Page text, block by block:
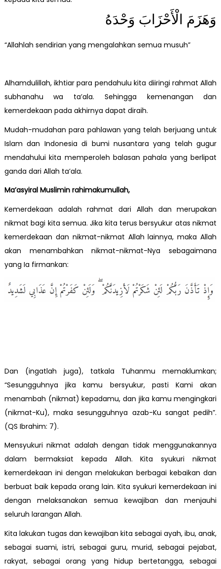
وَهَزَمَ الْأَحْزَابَ وَحْدَهُ
“Allahlah sendirian yang mengalahkan semua musuh”
Alhamdulillah, ikhtiar para pendahulu kita diiringi rahmat Allah
subhanahu wa ta’ala. Sehingga kemenangan dan
kemerdekaan pada akhirnya dapat diraih.
Mudah-mudahan para pahlawan yang telah berjuang untuk
Islam dan Indonesia di bumi nusantara yang telah gugur
mendahului kita memperoleh balasan pahala yang berlipat
ganda dari Allah ta’ala.
Ma’asyiral Muslimin rahimakumullah,
Kemerdekaan adalah rahmat dari Allah dan merupakan
nikmat bagi kita semua. Jika kita terus bersyukur atas nikmat
kemerdekaan dan nikmat-nikmat Allah lainnya, maka Allah
akan menambahkan nikmat-nikmat-Nya sebagaimana
yang Ia firmankan:
Dan (ingatlah juga), tatkala Tuhanmu memaklumkan;
“Sesungguhnya jika kamu bersyukur, pasti Kami akan
menambah (nikmat) kepadamu, dan jika kamu mengingkari
(nikmat-Ku), maka sesungguhnya azab-Ku sangat pedih”.
(QS Ibrahim: 7).
Mensyukuri nikmat adalah dengan tidak menggunakannya
dalam bermaksiat kepada Allah. Kita syukuri nikmat
kemerdekaan ini dengan melakukan berbagai kebaikan dan
berbuat baik kepada orang lain. Kita syukuri kemerdekaan ini
dengan melaksanakan semua kewajiban dan menjauhi
seluruh larangan Allah.
Kita lakukan tugas dan kewajiban kita sebagai ayah, ibu, anak,
sebagai suami, istri, sebagai guru, murid, sebagai pejabat,
rakyat, sebagai orang yang hidup bertetangga, sebagai